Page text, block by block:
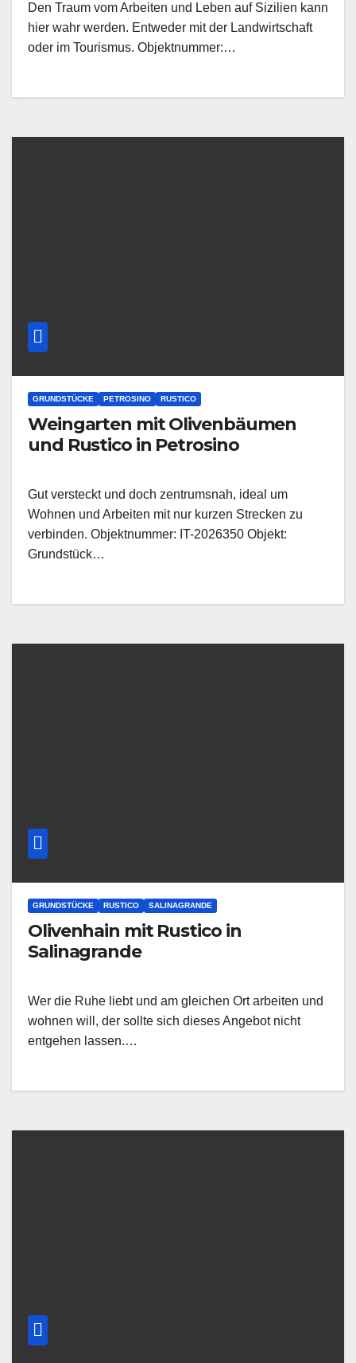
Den Traum vom Arbeiten und Leben auf Sizilien kann
hier wahr werden. Entweder mit der Landwirtschaft
oder im Tourismus. Objektnummer:…
GRUNDSTÜCKE PETROSINO RUSTICO
Weingarten mit Olivenbäumen
und Rustico in Petrosino
Gut versteckt und doch zentrumsnah, ideal um
Wohnen und Arbeiten mit nur kurzen Strecken zu
verbinden. Objektnummer: IT-2026350 Objekt:
Grundstück…
GRUNDSTÜCKE RUSTICO SALINAGRANDE
Olivenhain mit Rustico in
Salinagrande
Wer die Ruhe liebt und am gleichen Ort arbeiten und
wohnen will, der sollte sich dieses Angebot nicht
entgehen lassen.…